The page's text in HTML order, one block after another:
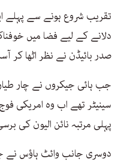
تقریب شروع ہونے سے
دلانے کے لیے فضا میں
صدر بائیڈن نے نظر اٹھا کر
جب ہائی جیکروں نے چار
سینیٹر تھے اب وہ امریکی
پہلی مرتبہ نائن الیون کی
دوسری جانب وائٹ ہاؤس نے